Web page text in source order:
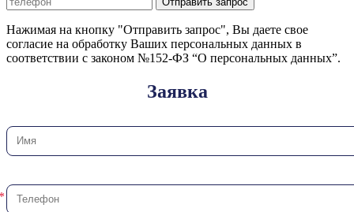
Нажимая на кнопку "Отправить запрос", Вы даете свое
согласие на обработку Ваших персональных данных в
соответствии с законом №152-ФЗ “О персональных данных”.
Заявка